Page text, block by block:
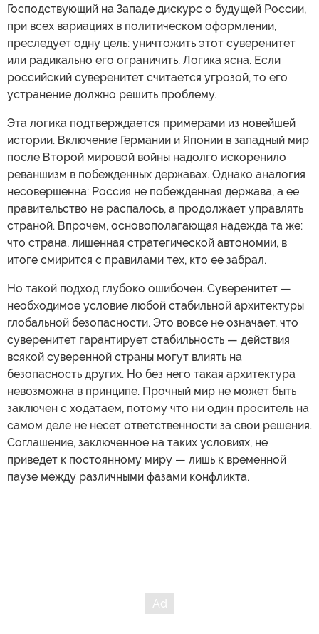
Господствующий на Западе дискурс о будущей России,
при всех вариациях в политическом оформлении,
преследует одну цель: уничтожить этот суверенитет
или радикально его ограничить. Логика ясна. Если
российский суверенитет считается угрозой, то его
устранение должно решить проблему.
Эта логика подтверждается примерами из новейшей
истории. Включение Германии и Японии в западный мир
после Второй мировой войны надолго искоренило
реваншизм в побежденных державах. Однако аналогия
несовершенна: Россия не побежденная держава, а ее
правительство не распалось, а продолжает управлять
страной. Впрочем, основополагающая надежда та же:
что страна, лишенная стратегической автономии, в
итоге смирится с правилами тех, кто ее забрал.
Но такой подход глубоко ошибочен. Суверенитет —
необходимое условие любой стабильной архитектуры
глобальной безопасности. Это вовсе не означает, что
суверенитет гарантирует стабильность — действия
всякой суверенной страны могут влиять на
безопасность других. Но без него такая архитектура
невозможна в принципе. Прочный мир не может быть
заключен с ходатаем, потому что ни один проситель на
самом деле не несет ответственности за свои решения.
Соглашение, заключенное на таких условиях, не
приведет к постоянному миру — лишь к временной
паузе между различными фазами конфликта.